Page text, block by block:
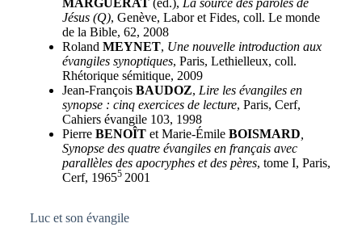
Jésus (Q), Genève, Labor et Fides, coll. Le monde
de la Bible, 62, 2008
Roland MEYNET, Une nouvelle introduction aux
évangiles synoptiques, Paris, Lethielleux, coll.
Rhétorique sémitique, 2009
Jean-François BAUDOZ, Lire les évangiles en
synopse : cinq exercices de lecture, Paris, Cerf,
Cahiers évangile 103, 1998
Pierre BENOÎTet Marie-Émile BOISMARD
Synopse des quatre évangiles en français avec
parallèles des apocryphes et des pères, tome I, Paris,
Cerf, 19655 2001
Luc et son évangile